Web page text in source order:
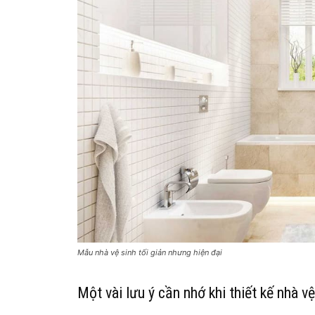
Mẫu nhà vệ sinh tối giản nhưng hiện đại
Một vài lưu ý cần nhớ khi thiết kế nhà